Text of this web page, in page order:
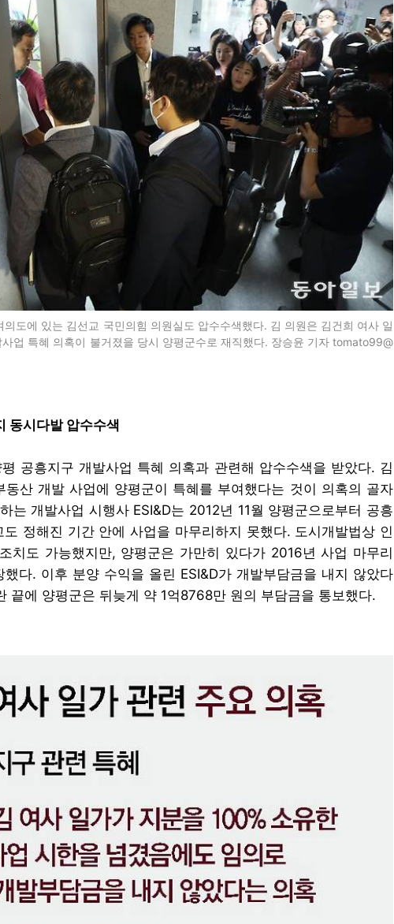
도에 있는 김선교 국민의힘 의원실도 압수수색했다. 김 의원은 김건희 여사 일
업 특혜 의혹이 불거졌을 당시 양평군수로 재직했다. 장승윤 기자 tomato99@
동시다발 압수수색
공흥지구 개발사업 특혜 의혹과 관련해 압수수색을 받았다. 김
동산 개발 사업에 양평군이 특혜를 부여했다는 것이 의혹의 골자
는 개발사업 시행사 ESI&D는 2012년 11월 양평군으로부터 공흥
정해진 기간 안에 사업을 마무리하지 못했다. 도시개발법상 인
치도 가능했지만, 양평군은 가만히 있다가 2016년 사업 마무리
다. 이후 분양 수익을 올린 ESI&D가 개발부담금을 내지 않았다
끝에 양평군은 뒤늦게 약 1억8768만 원의 부담금을 통보했다.